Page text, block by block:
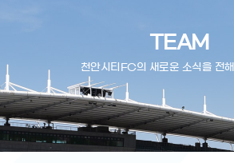
TEAM
천안시티FC의 새로운 소식을 전